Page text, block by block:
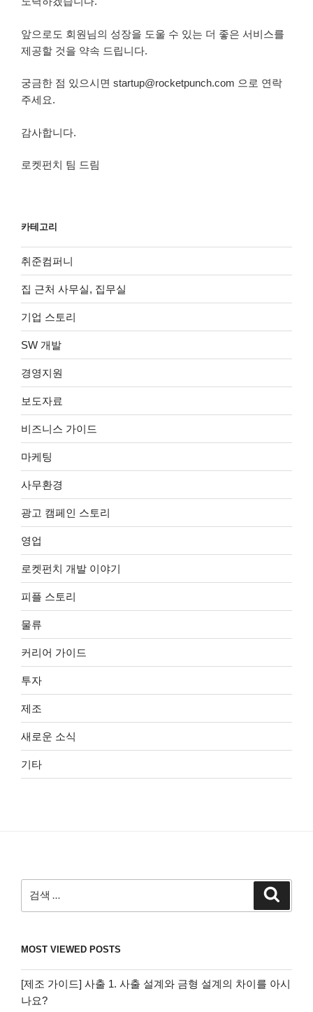
앞으로도 회원님의 성장을 도울 수 있는 더 좋은 서비스를
제공할 것을 약속 드립니다.
궁금한 점 있으시면 startup@rocketpunch.com 으로 연락
주세요.
감사합니다.
로켓펀치 팀 드림
카테고리
취준컴퍼니
집 근처 사무실, 집무실
기업 스토리
SW 개발
경영지원
보도자료
비즈니스 가이드
마케팅
사무환경
광고 캠페인 스토리
영업
로켓펀치 개발 이야기
피플 스토리
물류
커리어 가이드
투자
제조
새로운 소식
기타
색:
MOST VIEWED POSTS
[제조 가이드] 사출 1. 사출 설계와 금형 설계의 차이를 아시
나요?